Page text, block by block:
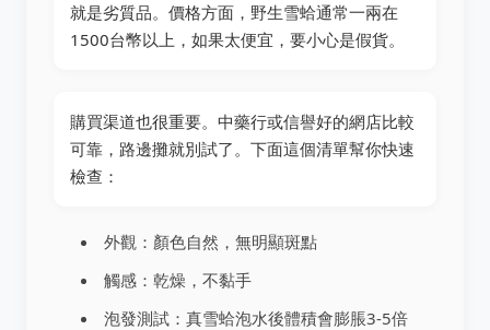
就是劣質品。價格方面，野生雪蛤通常一兩在
1500台幣以上，如果太便宜，要小心是假貨。
購買渠道也很重要。中藥行或信譽好的網店比較
可靠，路邊攤就別試了。下面這個清單幫你快速
檢查：
外觀：顏色自然，無明顯斑點
觸感：乾燥，不黏手
泡發測試：真雪蛤泡水後體積會膨脹3-5倍